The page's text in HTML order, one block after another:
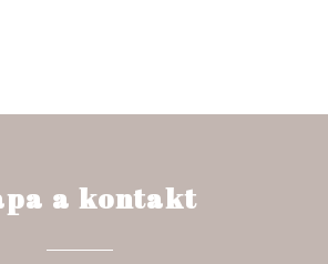
a kontakt